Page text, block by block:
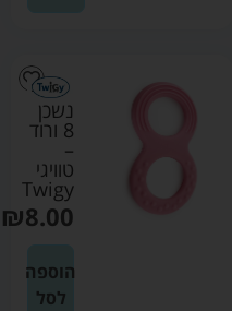
נשכן
8 ורוד
–
טוויגי
Twigy
₪8.00
הוספה
לסל